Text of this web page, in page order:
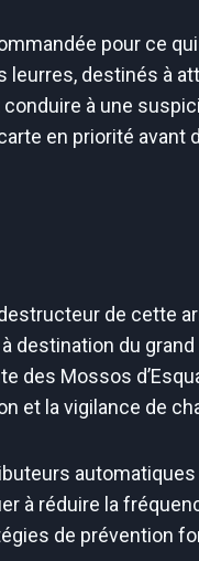
pour ce
destinés à
à une
en priorité avant
de cette
destination du
des Mossos
et la vigilance de
à réduire la
de prévention